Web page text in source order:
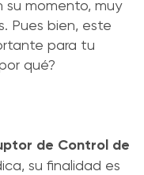
su momento, muy
Pues bien, este
para tu
qué?
de Control de
su finalidad es